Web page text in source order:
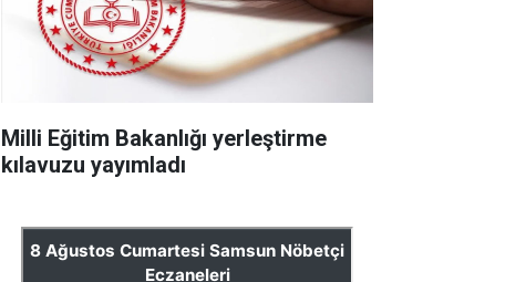
Milli Eğitim Bakanlığı yerleştirme
kılavuzu yayımladı